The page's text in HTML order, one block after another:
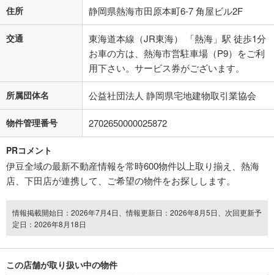
住所 静岡県熱海市田原本町6-7 角屋ビル2F
交通
東海道本線（JR東海） 「熱海」駅 徒歩1分
お車の方は、熱海市営駐車場（P9）をご利
用下さい。サービス券がございます。
所属団体名 公益社団法人 静岡県宅地建物取引業協会
物件管理番号 2702650000025872
PRコメント
伊豆全域の最新不動産情報を常時600物件以上取り揃え、熱海
店、下田店が連携して、ご希望の物件をお探しします。
情報掲載開始日：2026年7月4日、情報更新日：2026年8月5日、次回更新予
定日：2026年8月18日
この店舗が取り扱い中の物件